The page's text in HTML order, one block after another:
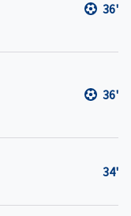
36'
36'
34'